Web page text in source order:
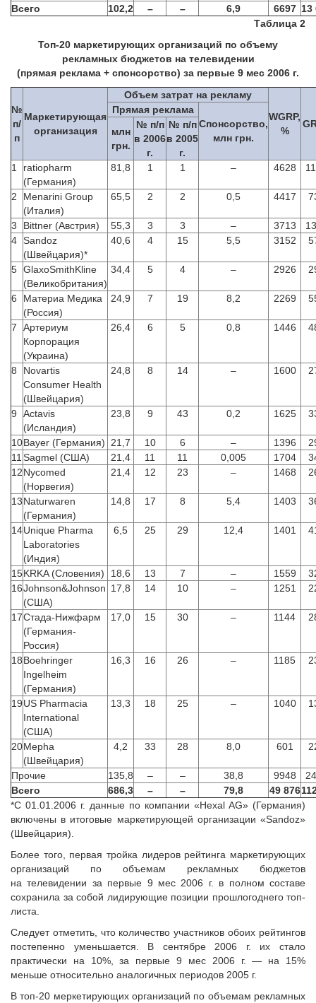
Всего
102,2 – – 6,9 6697 13
Таблица 2
Топ-20 маркетирующих организаций по объему
рекламных бюджетов на телевидении
(прямая реклама + спонсорство) за первые 9 мес 2006 г.
№
п/
п
Маркетирующая
организация
Объем затрат на рекламу
WGRP,
%
Прямая реклама
Спонсорство,
млн грн.
млн
грн.
№ п/п
в 2006
г.
№ п/п
в 2005
г.
1
ratiopharm
(Германия)
81,8 1 1 – 4628
2
Menarini Group
(Италия)
65,5 2 2 0,5 4417
3 Bittner (Австрия) 55,3 3 3 – 3713
4 Sandoz
(Швейцария)*
40,6 4 15 5,5 3152
5 GlaxoSmithKline
(Великобритания)
34,4 5 4 – 2926
6
Материа Медика
(Россия)
24,9 7 19 8,2 2269
7
Артериум
Корпорация
(Украина)
26,4 6 5 0,8 1446
8
Novartis
Consumer Health
(Швейцария)
24,8 8 14 – 1600
9
Actavis
(Исландия)
23,8 9 43 0,2 1625
10Bayer (Германия) 21,7 10 6 – 1396
11 Sagmel (США) 21,4 11 11 0,005 1704
12Nycomed
(Норвегия)
21,4 12 23 – 1468
13Naturwaren
(Германия)
14,8 17 8 5,4 1403
14Unique Pharma
Laboratories
(Индия)
6,5 25 29 12,4 1401
15KRKA (Словения) 18,6 13 7 – 1559
16Johnson&Johnson
(США)
17,8 14 10 – 1251
17Стада-Нижфарм
(Германия-
Россия)
17,0 15 30 – 1144
18Boehringer
Ingelheim
(Германия)
16,3 16 26 – 1185
19US Pharmacia
International
(США)
13,3 18 25 – 1040
20Mepha
(Швейцария)
4,2 33 28 8,0 601
Прочие 135,8 – – 38,8 9948
Всего
686,3 – – 79,8 49 876
*С 01.01.2006 г. данные по компании «Hexal AG» (Германия)
включены в итоговые маркетирующей организации «Sandoz»
(Швейцария).
Более того, первая тройка лидеров рейтинга маркетирующих
организаций по объемам рекламных бюджетов
на телевидении за первые 9 мес 2006 г. в полном составе
сохранила за собой лидирующие позиции прошлогоднего топ-
листа.
Следует отметить, что количество участников обоих рейтингов
постепенно уменьшается. В сентябре 2006 г. их стало
практически на 10%, за первые 9 мес 2006 г. — на 15%
меньше относительно аналогичных периодов 2005 г.
В топ-20 меркетирующих организаций по объемам рекламных